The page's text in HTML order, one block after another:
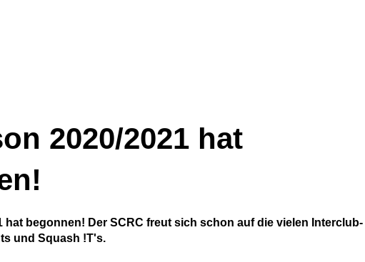
2020/2021 hat
hat begonnen! Der SCRC freut sich schon auf die vielen Interclub-
und Squash !T's.